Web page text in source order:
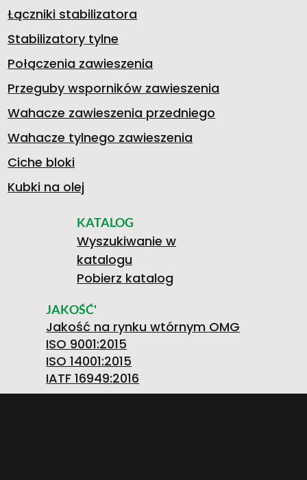
Łączniki stabilizatora
Stabilizatory tylne
Połączenia zawieszenia
Przeguby wsporników zawieszenia
Wahacze zawieszenia przedniego
Wahacze tylnego zawieszenia
Ciche bloki
Kubki na olej
KATALOG
Wyszukiwanie w
katalogu
Pobierz katalog
JAKOŚĆ'
Jakość na rynku wtórnym OMG
ISO 9001:2015
ISO 14001:2015
IATF 16949:2016